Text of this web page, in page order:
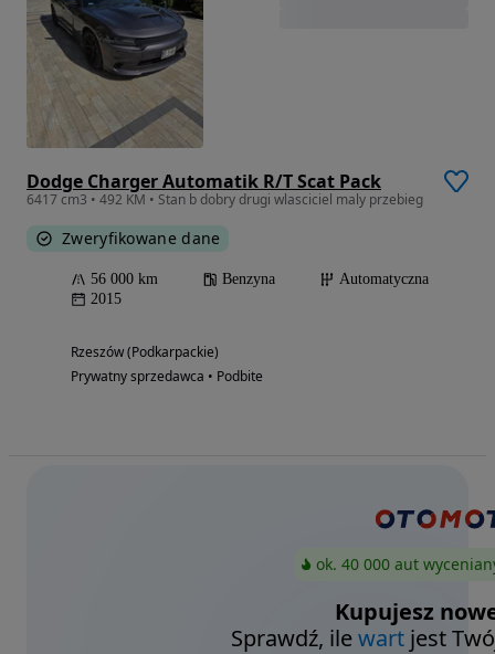
Dodge Charger Automatik R/T Scat Pack
6417 cm3 • 492 KM • Stan b dobry drugi wlasciciel maly przebieg
Zweryfikowane dane
56 000 km Benzyna
Automatyczna
2015
Rzeszów (Podkarpackie)
Prywatny sprzedawca • Podbite
ok. 40 000 aut
Kupujesz
Sprawdź, ilewart jest